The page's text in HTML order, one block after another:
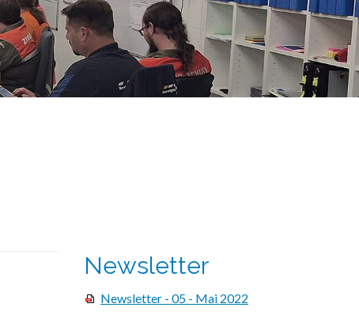
Newsletter
Newsletter - 05 - Mai 2022